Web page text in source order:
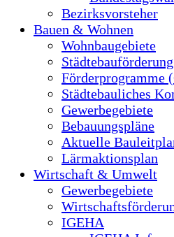
Bezirksvorsteher
Bauen & Wohnen
Wohnbaugebiete
Förderprogramme
Städtebauliches
Gewerbegebiete
Bebauungspläne
Aktuelle
Lärmaktionsplan
Wirtschaft & Umwelt
Gewerbegebiete
IGEHA